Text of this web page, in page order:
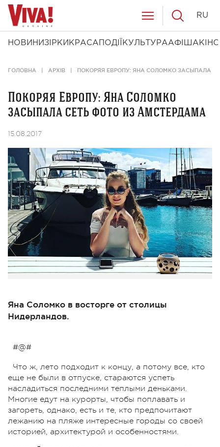
НОВИНИ ЗІРКИ КРАСА ПОДІЇ КУЛЬТУРААФІША КІНО
RU
ГОЛОВНА АРХІВ ПОКОРЯЯ ЕВРОПУ: ЯНА СОЛОМКО ЗАСЫПАЛА
Покоряя Европу: Яна Соломко
засыпала сеть фото из Амстердама
15.08.2017
Яна Соломко в восторге от столицы
Нидерландов.
#@#
Что ж, лето подходит к концу, а потому все, кто
еще не были в отпуске, стараются успеть
насладиться последними теплыми деньками.
Многие едут на курорты, чтобы поплавать и
загореть, однако, есть и те, кто предпочитают
лежанию на пляже интересные городы со своей
историей, архитектурой и особенностями.